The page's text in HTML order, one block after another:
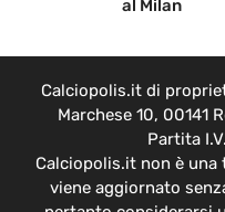
al Milan
Calciopolis.it di
Marchese 10, 00141
Partita
Calciopolis.it non è
viene aggiornato